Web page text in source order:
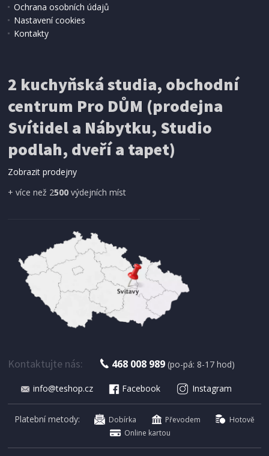
199 Kč Přidat do košíku
SÍŤ PROTI HMYZU
ProGarden KO-CY5910600 Síť proti hmyzu do
dveří magnetická 210 x 100 cm
179 Kč
SUŠIČKA OVOCE S ČASOVAČEM
Concept SO 1060 In Time
Ochrana osobních údajů
Nastavení cookies
Kontakty
2 kuchyňská studia, obchodní
centrum Pro DŮM (prodejna
Svítidel a Nábytku, Studio
podlah, dveří a tapet)
Zobrazit prodejny
+ více než 2500 výdejních míst
Kontaktujte nás: 468 008 989 (po-pá: 8-17 hod)
info@teshop.cz Facebook Instagram
Platební metody: Dobírka Převodem
Hotově
Online kartou